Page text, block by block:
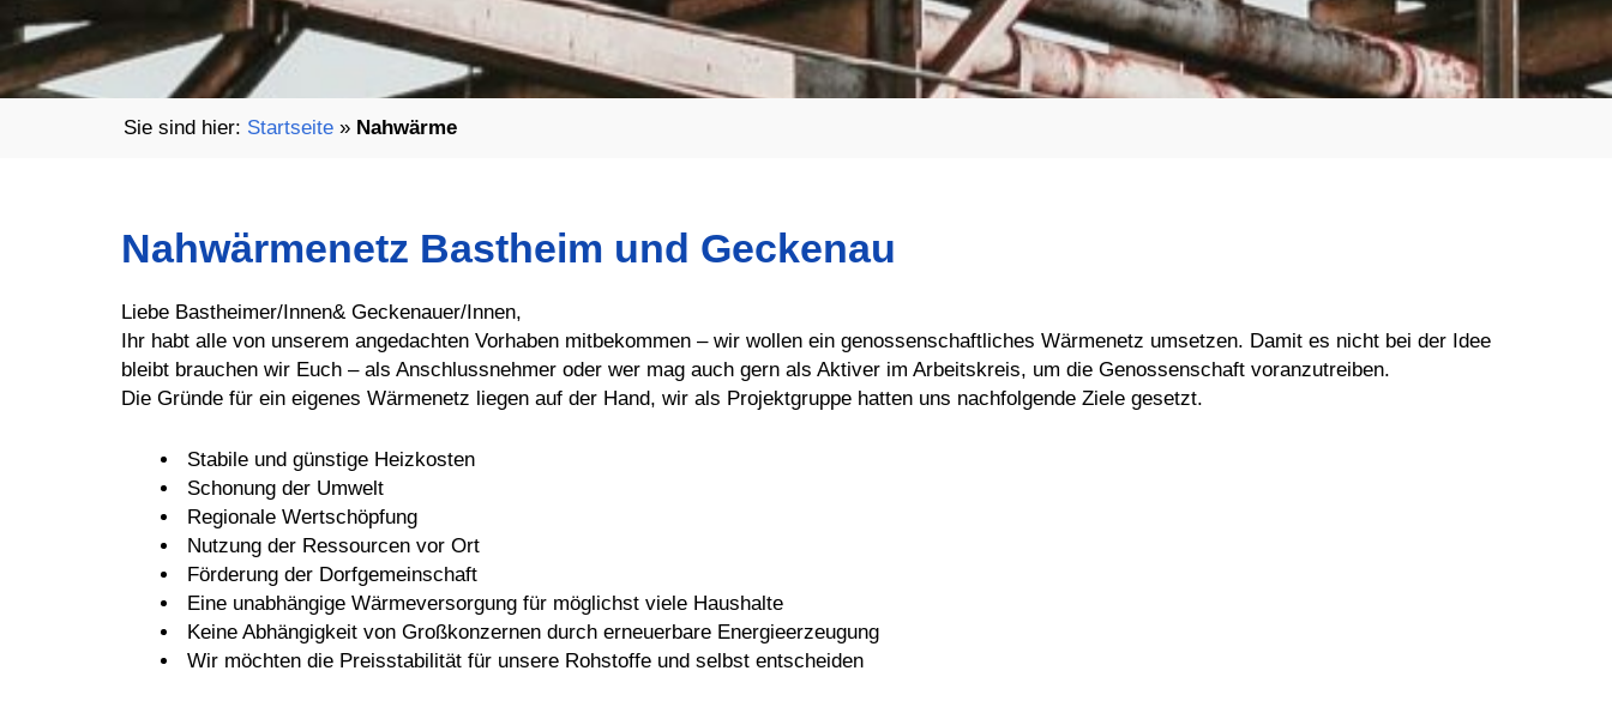
Startseite» Nahwärme
Nahwärmenetz Bastheim und Geckenau
Liebe Bastheimer/Innen& Geckenauer/Innen,
Ihr habt alle von unserem angedachten Vorhaben mitbekommen – wir wollen ein genossenschaftliches Wärmenetz umsetzen. Damit es nicht bei der Idee
bleibt brauchen wir Euch – als Anschlussnehmer oder wer mag auch gern als Aktiver im Arbeitskreis, um die Genossenschaft voranzutreiben.
Die Gründe für ein eigenes Wärmenetz liegen auf der Hand, wir als Projektgruppe hatten uns nachfolgende Ziele gesetzt.
Stabile und günstige Heizkosten
Schonung der Umwelt
Regionale Wertschöpfung
Nutzung der Ressourcen vor Ort
Förderung der Dorfgemeinschaft
Eine unabhängige Wärmeversorgung für möglichst viele Haushalte
Keine Abhängigkeit von Großkonzernen durch erneuerbare Energieerzeugung
Wir möchten die Preisstabilität für unsere Rohstoffe und selbst entscheiden